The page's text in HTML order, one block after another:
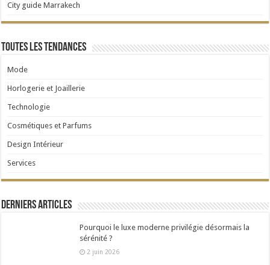
City guide Marrakech
Toutes les tendances
Mode
Horlogerie et Joaillerie
Technologie
Cosmétiques et Parfums
Design Intérieur
Services
Derniers articles
Pourquoi le luxe moderne privilégie désormais la
sérénité ?
2 juin 2026